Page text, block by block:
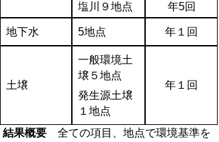
塩川９地点 年5回
地下水 5地点 年１回
土壌
一般環境土
壌５地点
発生源土壌
１地点
年１回
結果概要 全ての項目、地点で環境基準を